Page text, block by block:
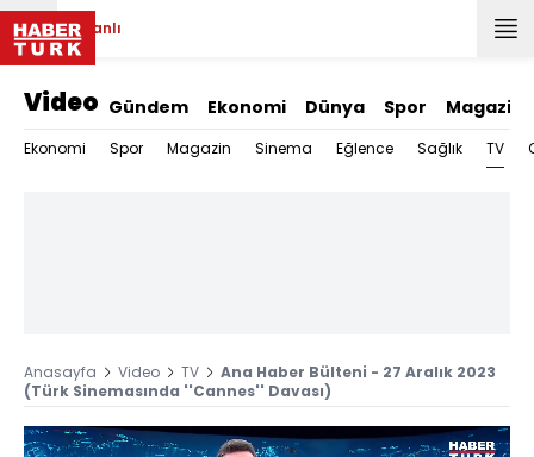
Canlı
Video Gündem Ekonomi Dünya Spor Magazin
Ekonomi Spor Magazin Sinema Eğlence Sağlık TV
Anasayfa Video TV
Ana Haber Bülteni - 27 Aralık 2023
(Türk Sinemasında ''Cannes'' Davası)